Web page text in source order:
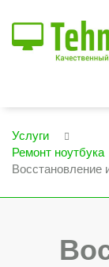
Услуги
Ремонт ноутбука
Восстановление